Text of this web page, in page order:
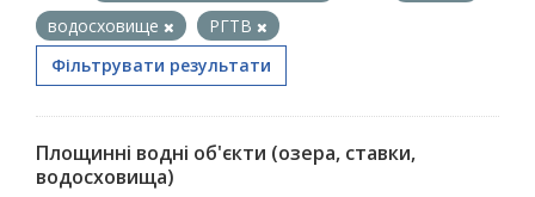
водосховище
РГТВ
Фільтрувати результати
Площинні водні об'єкти (озера, ставки,
водосховища)